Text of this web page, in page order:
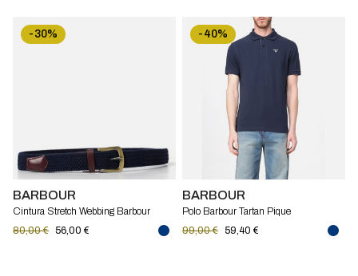
-30%
BARBOUR
Cintura Stretch Webbing Barbour
80,00 €
56,00 €
-40%
BARBOUR
Polo Barbour Tartan Pique
99,00 €
59,40 €